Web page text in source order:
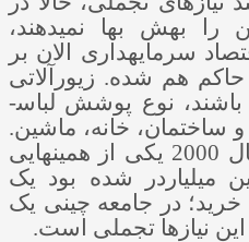
را بهش بها نمی­دهند،
سرمایه­داری الان بر
حاکم هم شده. زیورآلاتی
نوع پوشش لباس­
ساختمان، خانه، ماشین.
می­گفت که در چین در سال 2000 یکی از همین­هایی
میلیاردر شده بود یک
خرید؛ در جامعه چینی یک
نیازها تجملی است.